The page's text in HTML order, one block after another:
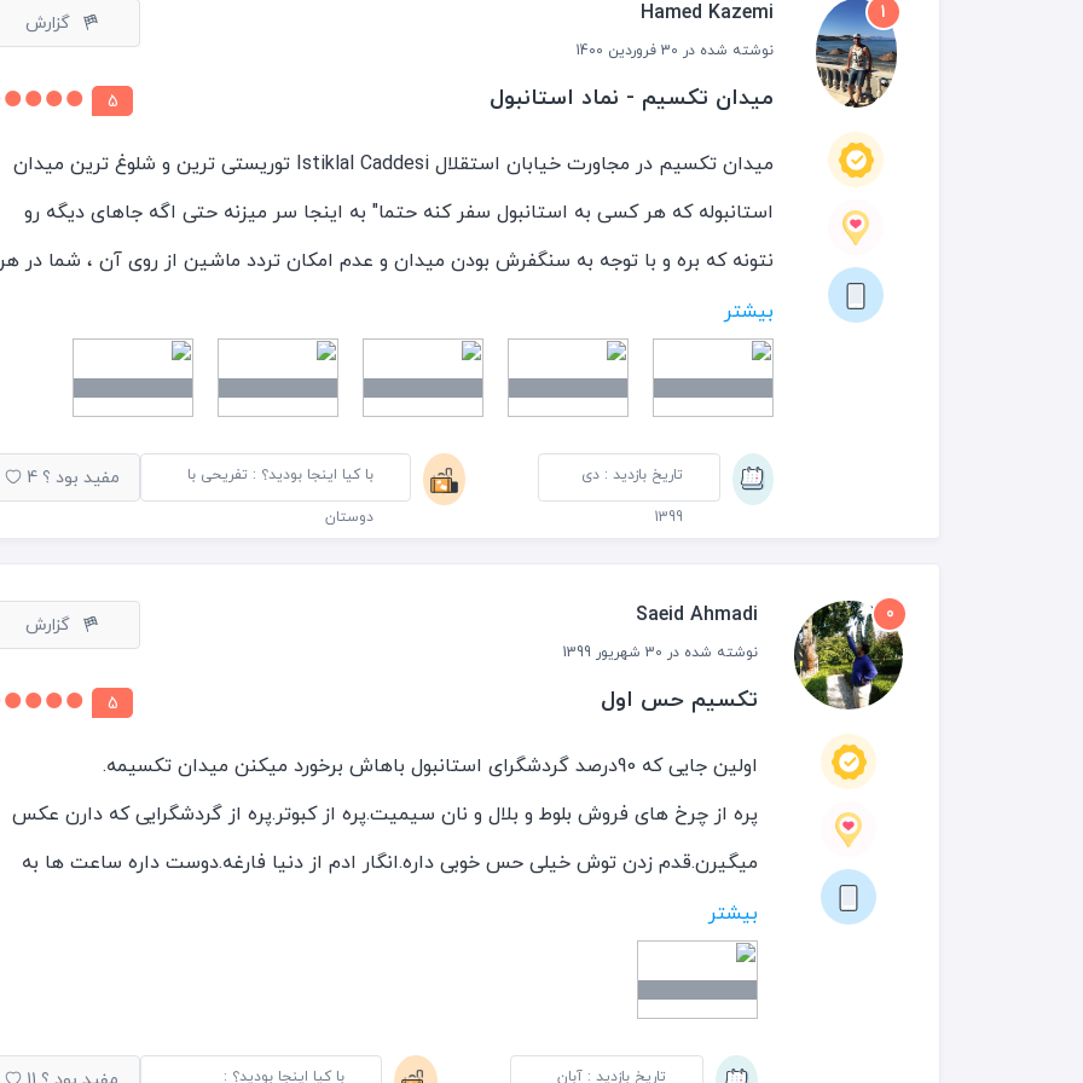
برای یک بار مسافرت، اقامت در اطراف تکسیم خوب است اما بارهای دیگر بهتر است سطح
1
Hamed Kazemi
نوشته شده در 30 فروردین 1400
گزارش
میدان تکسیم - نماد استانبول 5
میدان تکسیم در مجاورت خیابان استقلال Istiklal Caddesi توریستی ترین و شلوغ ترین میدان
استانبوله که هر کسی به استانبول سفر کنه حتما" به اینجا سر میزنه حتی اگه جاهای دیگه رو
نتونه که بره و با توجه به سنگفرش بودن میدان و عدم امکان تردد ماشین از روی آن ، شما در
زمانی جمعیت زیادی رو در میدان مشاهده میکنین ( تردد ماشین ، اتوبوس و ... از طریق خیابانی
زیر میدان هست انجام میشه )
خیابانی سنگ فرش شده که جذابیت خیلی زیادی در بین مردم استانبول و توریستها داره و اصلی
ترین میدان شهر محسوب میشه .
رستوران های ترک و بین المللی ، سالن های سینما ، کافه های معروف ، شیرینی فروشی های
برندهای غیر ترک همگی در نزدیکی میدان تکسیم ( خیابان استقلال )شعبه دارند.
برندهای ترک LC Waikiki ، Defacto ، Coton ، Colin's ، Flo ، Mavi ، Loft ،D'S Damat Kiqili ،
Bambi و...
زیاد.
( فست فود زنجیره ای SubWay در بالای میدان تکسیم شعبه داره )
بیشتر
تاریخ بازدید : دی
1399
با کیا اینجا بودید؟ : تفریحی با
دوستان
مفید بود ؟4
0
Saeid Ahmadi
نوشته شده در 30 شهریور 1399
گزارش
تکسیم حس اول 5
اولین جایی که 90درصد گردشگرای استانبول باهاش برخورد میکنن میدان تکسیمه.
پره از چرخ های فروش بلوط و بلال و نان سیمیت.پره از کبوتر.پره از گردشگرایی که دارن عکس
میگیرن.قدم زدن توش خیلی حس خوبی داره.انگار ادم از دنیا فارغه.دوست داره ساعت ها به
مجسمه وسط میدون خیره بشه و از هوای مطبوع لذت ببره.
بیشتر
تاریخ بازدید : آبان با کیا اینجا بودید؟ :